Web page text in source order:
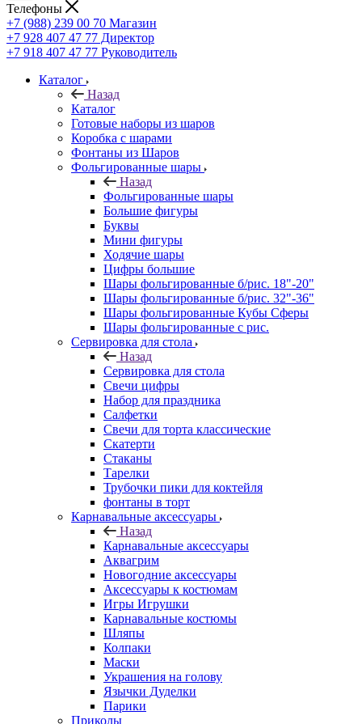
Телефоны
+7 (988) 239 00 70 Магазин
+7 928 407 47 77 Директор
+7 918 407 47 77 Руководитель
Каталог
Назад
Каталог
Готовые наборы из шаров
Коробка с шарами
Фонтаны из Шаров
Фольгированные шары
Назад
Фольгированные шары
Большие фигуры
Буквы
Мини фигуры
Ходячие шары
Цифры большие
Шары фольгированные б/рис. 18"-20"
Шары фольгированные б/рис. 32"-36"
Шары фольгированные Кубы Сферы
Шары фольгированные с рис.
Сервировка для стола
Назад
Сервировка для стола
Свечи цифры
Набор для праздника
Салфетки
Свечи для торта классические
Скатерти
Стаканы
Тарелки
Трубочки пики для коктейля
фонтаны в торт
Карнавальные аксессуары
Назад
Карнавальные аксессуары
Аквагрим
Новогодние аксессуары
Аксессуары к костюмам
Игры Игрушки
Карнавальные костюмы
Шляпы
Колпаки
Маски
Украшения на голову
Язычки Дуделки
Парики
Приколы